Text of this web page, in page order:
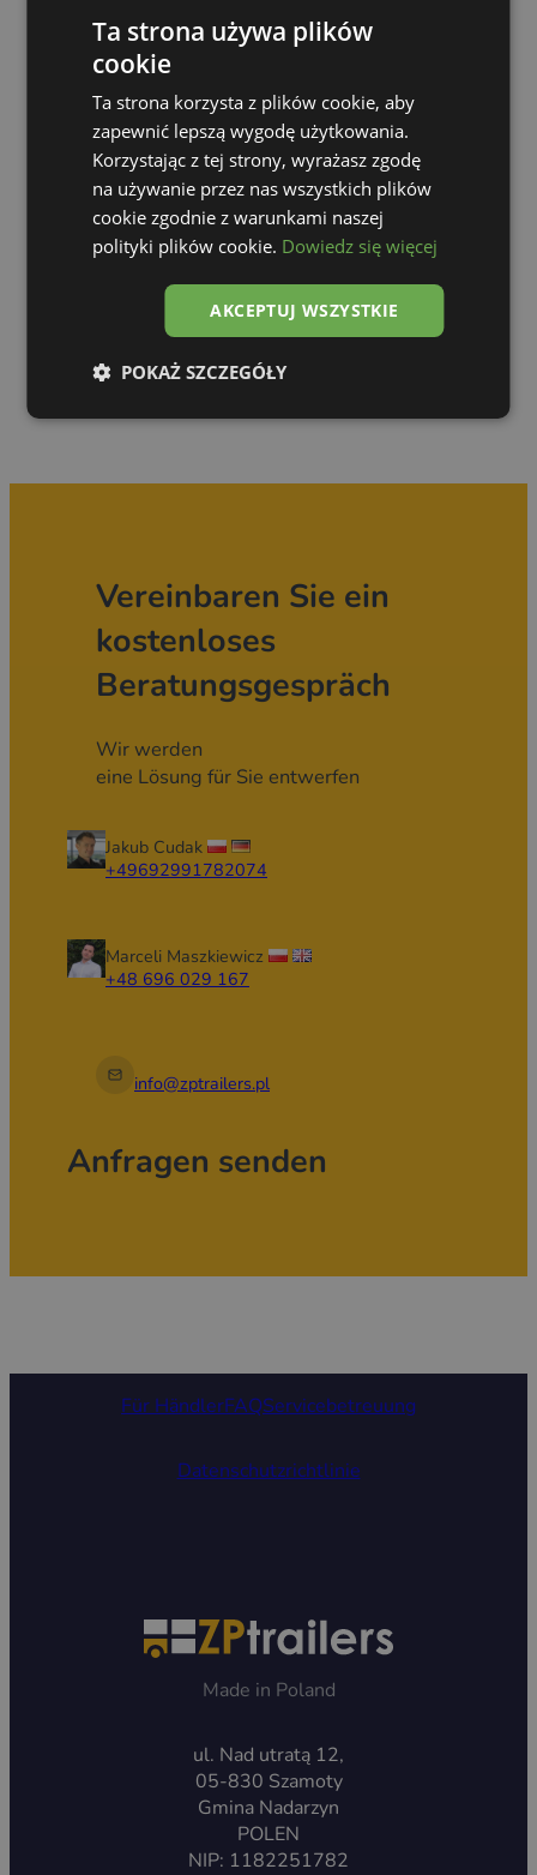
Zur Galerie
Vereinbaren Sie ein
kostenloses
Beratungsgespräch
Wir werden
eine Lösung für Sie entwerfen
Jakub Cudak
+49692991782074
Marceli Maszkiewicz
+48 696 029 167
info@zptrailers.pl
Anfragen senden
Für HändlerFAQServicebetreuung
Datenschutzrichtlinie
Made in Poland
ul. Nad utratą 12,
05-830 Szamoty
Gmina Nadarzyn
POLEN
NIP: 1182251782
Ta strona używa plików
cookie
Ta strona korzysta z plików cookie, aby
zapewnić lepszą wygodę użytkowania.
Korzystając z tej strony, wyrażasz zgodę
na używanie przez nas wszystkich plików
cookie zgodnie z warunkami naszej
polityki plików cookie. Dowiedz się więcej
AKCEPTUJ WSZYSTKIE
POKAŻ SZCZEGÓŁY